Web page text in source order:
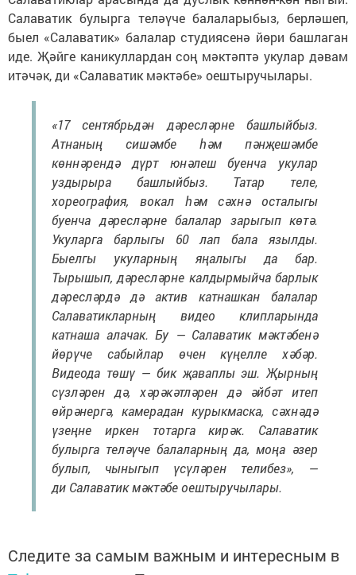
Салаватик булырга теләүче балаларыбыз, берләшеп,
быел «Салаватик» балалар студиясенә йөри башлаган
иде. Җәйге каникуллардан соң мәктәптә укулар дәвам
итәчәк, ди «Салаватик мәктәбе» оештыручылары.
«17 сентябрьдән дәресләрне башлыйбыз.
Атнаның сишәмбе һәм пәнҗешәмбе
көннәрендә дүрт юнәлеш буенча укулар
уздырыра башлыйбыз. Татар теле,
хореография, вокал һәм сәхнә осталыгы
буенча дәресләрне балалар зарыгып көтә.
Укуларга барлыгы 60 лап бала язылды.
Быелгы укуларның яңалыгы да бар.
Тырышып, дәресләрне калдырмыйча барлык
дәресләрдә дә актив катнашкан балалар
Салаватикларның видео клипларында
катнаша алачак. Бу — Салаватик мәктәбенә
йөрүче сабыйлар өчен күңелле хәбәр.
Видеода төшү — бик җаваплы эш. Җырның
сүзләрен дә, хәрәкәтләрен дә әйбәт итеп
өйрәнергә, камерадан курыкмаска, сәхнәдә
үзеңне иркен тотарга кирәк. Салаватик
булырга теләүче балаларның да, моңа әзер
булып, чыныгып үсүләрен телибез», —
ди Салаватик мәктәбе оештыручылары.
Следите за самым важным и интересным в